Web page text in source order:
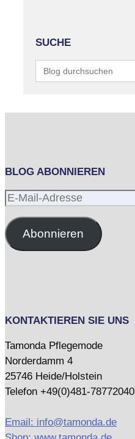
SUCHE
Search
for:
BLOG ABONNIEREN
E-
AdresseAbonnieren
KONTAKTIEREN SIE UNS
Tamonda Pflegemode
Norderdamm 4
25746 Heide/Holstein
Telefon +49(0)481-78772040
Email: info@tamonda.de